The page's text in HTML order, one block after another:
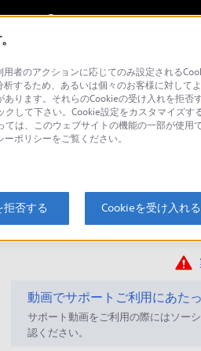
動画でサポートご利用にあた
サポート動画をご利用の際にはソー
認ください。
者のアクションに応じてのみ設定される
するため、あるいは個々のお客様に対して
ります。それらのCookieの受け入れを拒否
して下さい。Cookie設定をカスタマイズす
は、このウェブサイトの機能の一部が使用
ポリシーをご覧ください。
拒否する Cookieを受け入れる